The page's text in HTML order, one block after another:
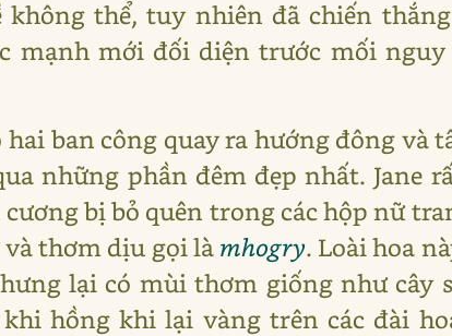
thể, tuy nhiên đã chiến
mạnh mới đối diện trước mối
ban công quay ra hướng đông và
những phần đêm đẹp nhất. Jane
bị bỏ quên trong các hộp nữ
thơm dịu gọi là mhogry. Loài hoa
lại có mùi thơm giống như cây
hồng khi lại vàng trên các đài